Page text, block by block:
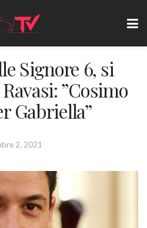
Signore 6, si
”Cosimo
Gabriella”
2, 2021